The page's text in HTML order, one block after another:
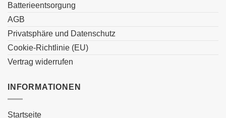
Batterieentsorgung
AGB
Privatsphäre und Datenschutz
Cookie-Richtlinie (EU)
Vertrag widerrufen
INFORMATIONEN
Startseite